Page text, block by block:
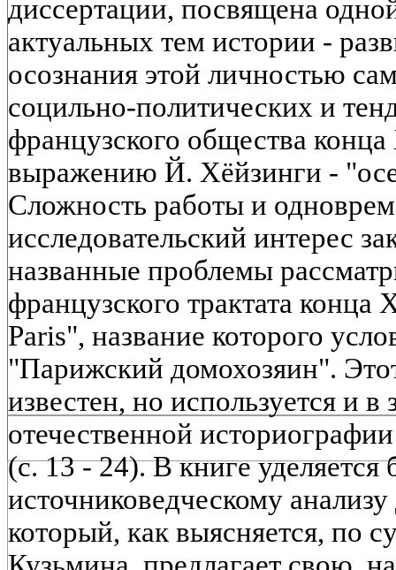
диссертации, посвящена
актуальных тем истории -
осознания этой личностью
социльно-политических и
французского общества
выражению Й. Хёйзинги -
Сложность работы и
исследовательский интерес
названные проблемы
французского трактата
Paris", название которого
"Парижский домохозяин".
известен, но используется и
отечественной
(с. 13 - 24). В книге
источниковедческому анализу
который, как выясняется, по